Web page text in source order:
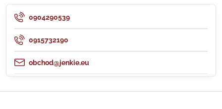
0904290539
0915732190
obchod@jenkie.eu